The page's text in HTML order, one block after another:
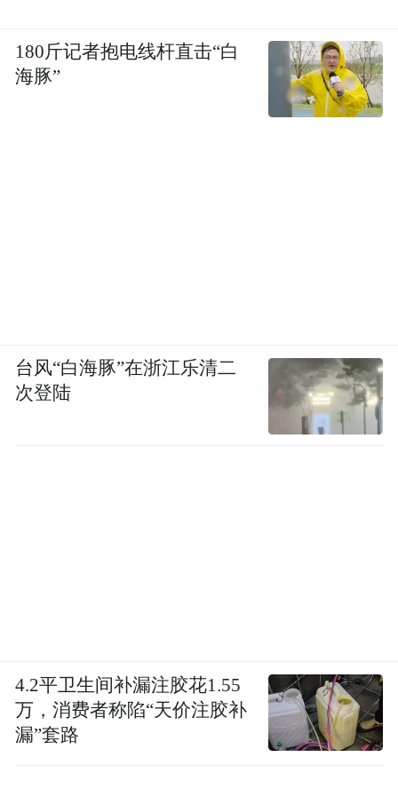
180斤记者抱电线杆直击“白
海豚”
台风“白海豚”在浙江乐清二
次登陆
4.2平卫生间补漏注胶花1.55
万，消费者称陷“天价注胶补
漏”套路